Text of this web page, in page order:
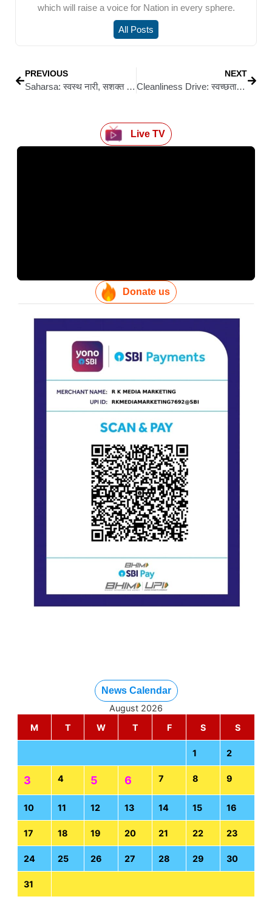
which will raise a voice for Nation in every sphere.
All Posts
PREVIOUS
Saharsa: स्वस्थ नारी, सशक्त परिवार अभियान की शुरुआत
NEXT
Cleanliness Drive: स्वच्छता पखवाड़ा व री-केवाईसी कैंपेन के तहत इंडियन बैंक ने सीवान में चलाया पौधरोपण अभियान
Live TV
Donate us
News Calendar
August 2026
M
T W T F S S
1 2
3 4 5 6 7 8 9
10 11 12 13 14 15 16
17 18 19 20 21 22 23
24 25 26 27 28 29 30
31